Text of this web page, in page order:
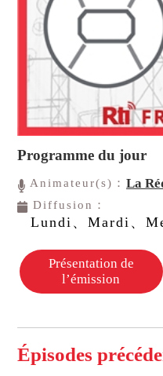
Programme du jour
Animateur(s)：La
Diffusion：
Lundi、Mardi、
Présentation de
l’émission
Épisodes